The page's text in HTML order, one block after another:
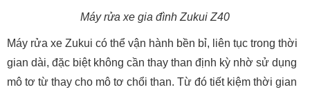
Máy rửa xe gia đình Zukui Z40
Máy rửa xe Zukui có thể vận hành bền bỉ, liên tục trong thời
gian dài, đặc biệt không cần thay than định kỳ nhờ sử dụng
mô tơ từ thay cho mô tơ chổi than. Từ đó tiết kiệm thời gian